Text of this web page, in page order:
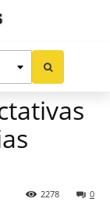
0
2278